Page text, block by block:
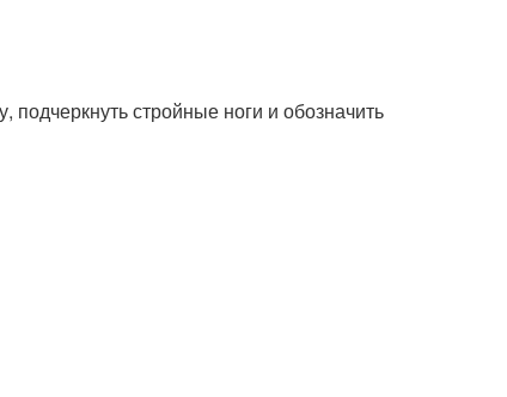
стройные ноги и обозначить